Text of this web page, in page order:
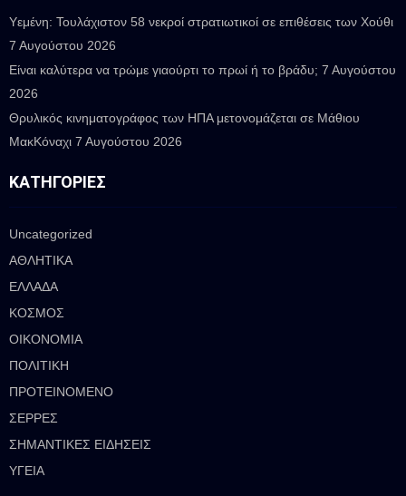
Υεμένη: Τουλάχιστον 58 νεκροί στρατιωτικοί σε επιθέσεις των Χούθι
7 Αυγούστου 2026
Είναι καλύτερα να τρώμε γιαούρτι το πρωί ή το βράδυ; 7 Αυγούστου
2026
Θρυλικός κινηματογράφος των ΗΠΑ μετονομάζεται σε Μάθιου
ΜακΚόναχι 7 Αυγούστου 2026
ΚΑΤΗΓΟΡΊΕΣ
Uncategorized
ΑΘΛΗΤΙΚΑ
ΕΛΛΑΔΑ
ΚΟΣΜΟΣ
ΟΙΚΟΝΟΜΙΑ
ΠΟΛΙΤΙΚΗ
ΠΡΟΤΕΙΝΟΜΕΝΟ
ΣΕΡΡΕΣ
ΣΗΜΑΝΤΙΚΕΣ ΕΙΔΗΣΕΙΣ
ΥΓΕΙΑ